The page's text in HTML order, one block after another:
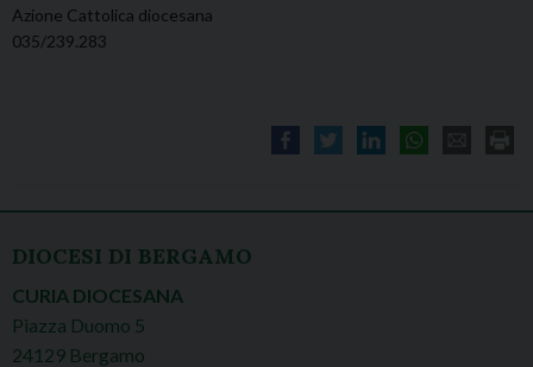
Azione Cattolica diocesana
035/239.283
DIOCESI DI BERGAMO
CURIA DIOCESANA
Piazza Duomo 5
24129 Bergamo